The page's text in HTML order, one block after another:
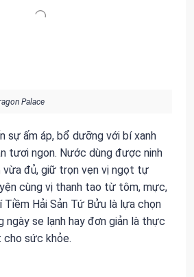
Palace
sự ấm áp, bổ dưỡng với bí xanh
tươi ngon. Nước dùng được ninh
vừa đủ, giữ trọn vẹn vị ngọt tự
cùng vị thanh tao từ tôm, mực,
Tiềm Hải Sản Tứ Bửu là lựa chọn
ngày se lạnh hay đơn giản là thực
sức khỏe.